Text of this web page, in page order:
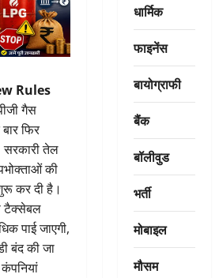
Rules
गैस
फिर
तेल
की
कर दी है।
टैक्सेबल
पाई जाएगी,
बंद की जा
धार्मिक
फाइनेंस
बायोग्राफी
बैंक
बॉलीवुड
भर्ती
मोबाइल
मौसम